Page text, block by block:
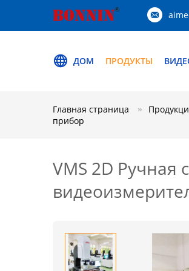
ДОМ ПРОДУКТЫ
Главная страница
прибор
VMS 2D Ручная